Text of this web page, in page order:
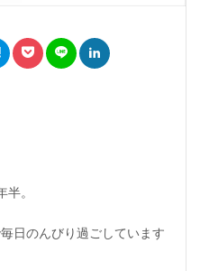
。
日のんびり過ごしています